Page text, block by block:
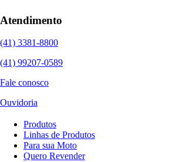
Atendimento
(41) 3381-8800
(41) 99207-0589
Fale conosco
Ouvidoria
Produtos
Linhas de Produtos
Para sua Moto
Quero Revender